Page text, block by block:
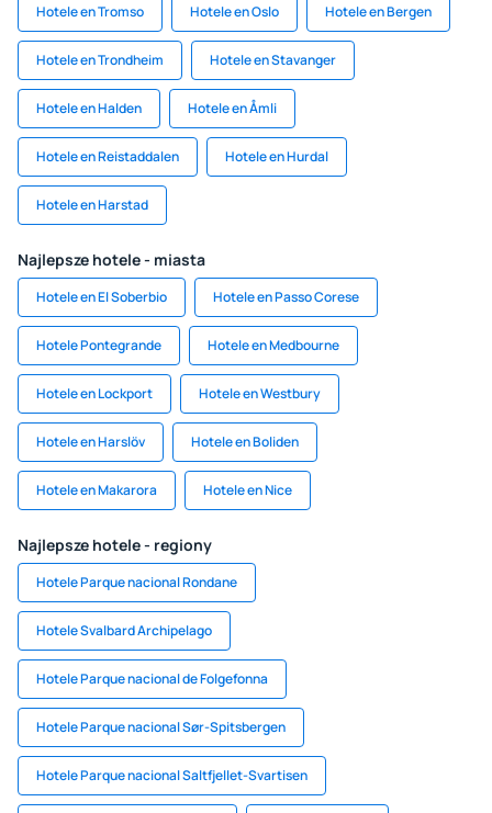
Hotele en Tromso Hotele en Oslo Hotele en Bergen
Hotele en Trondheim Hotele en Stavanger
Hotele en Halden Hotele en Åmli
Hotele en Reistaddalen Hotele en Hurdal
Hotele en Harstad
Najlepsze hotele - miasta
Hotele en El Soberbio Hotele en Passo Corese
Hotele Pontegrande Hotele en Medbourne
Hotele en Lockport Hotele en Westbury
Hotele en Harslöv Hotele en Boliden
Hotele en Makarora Hotele en Nice
Najlepsze hotele - regiony
Hotele Parque nacional Rondane
Hotele Svalbard Archipelago
Hotele Parque nacional de Folgefonna
Hotele Parque nacional Sør-Spitsbergen
Hotele Parque nacional Saltfjellet-Svartisen